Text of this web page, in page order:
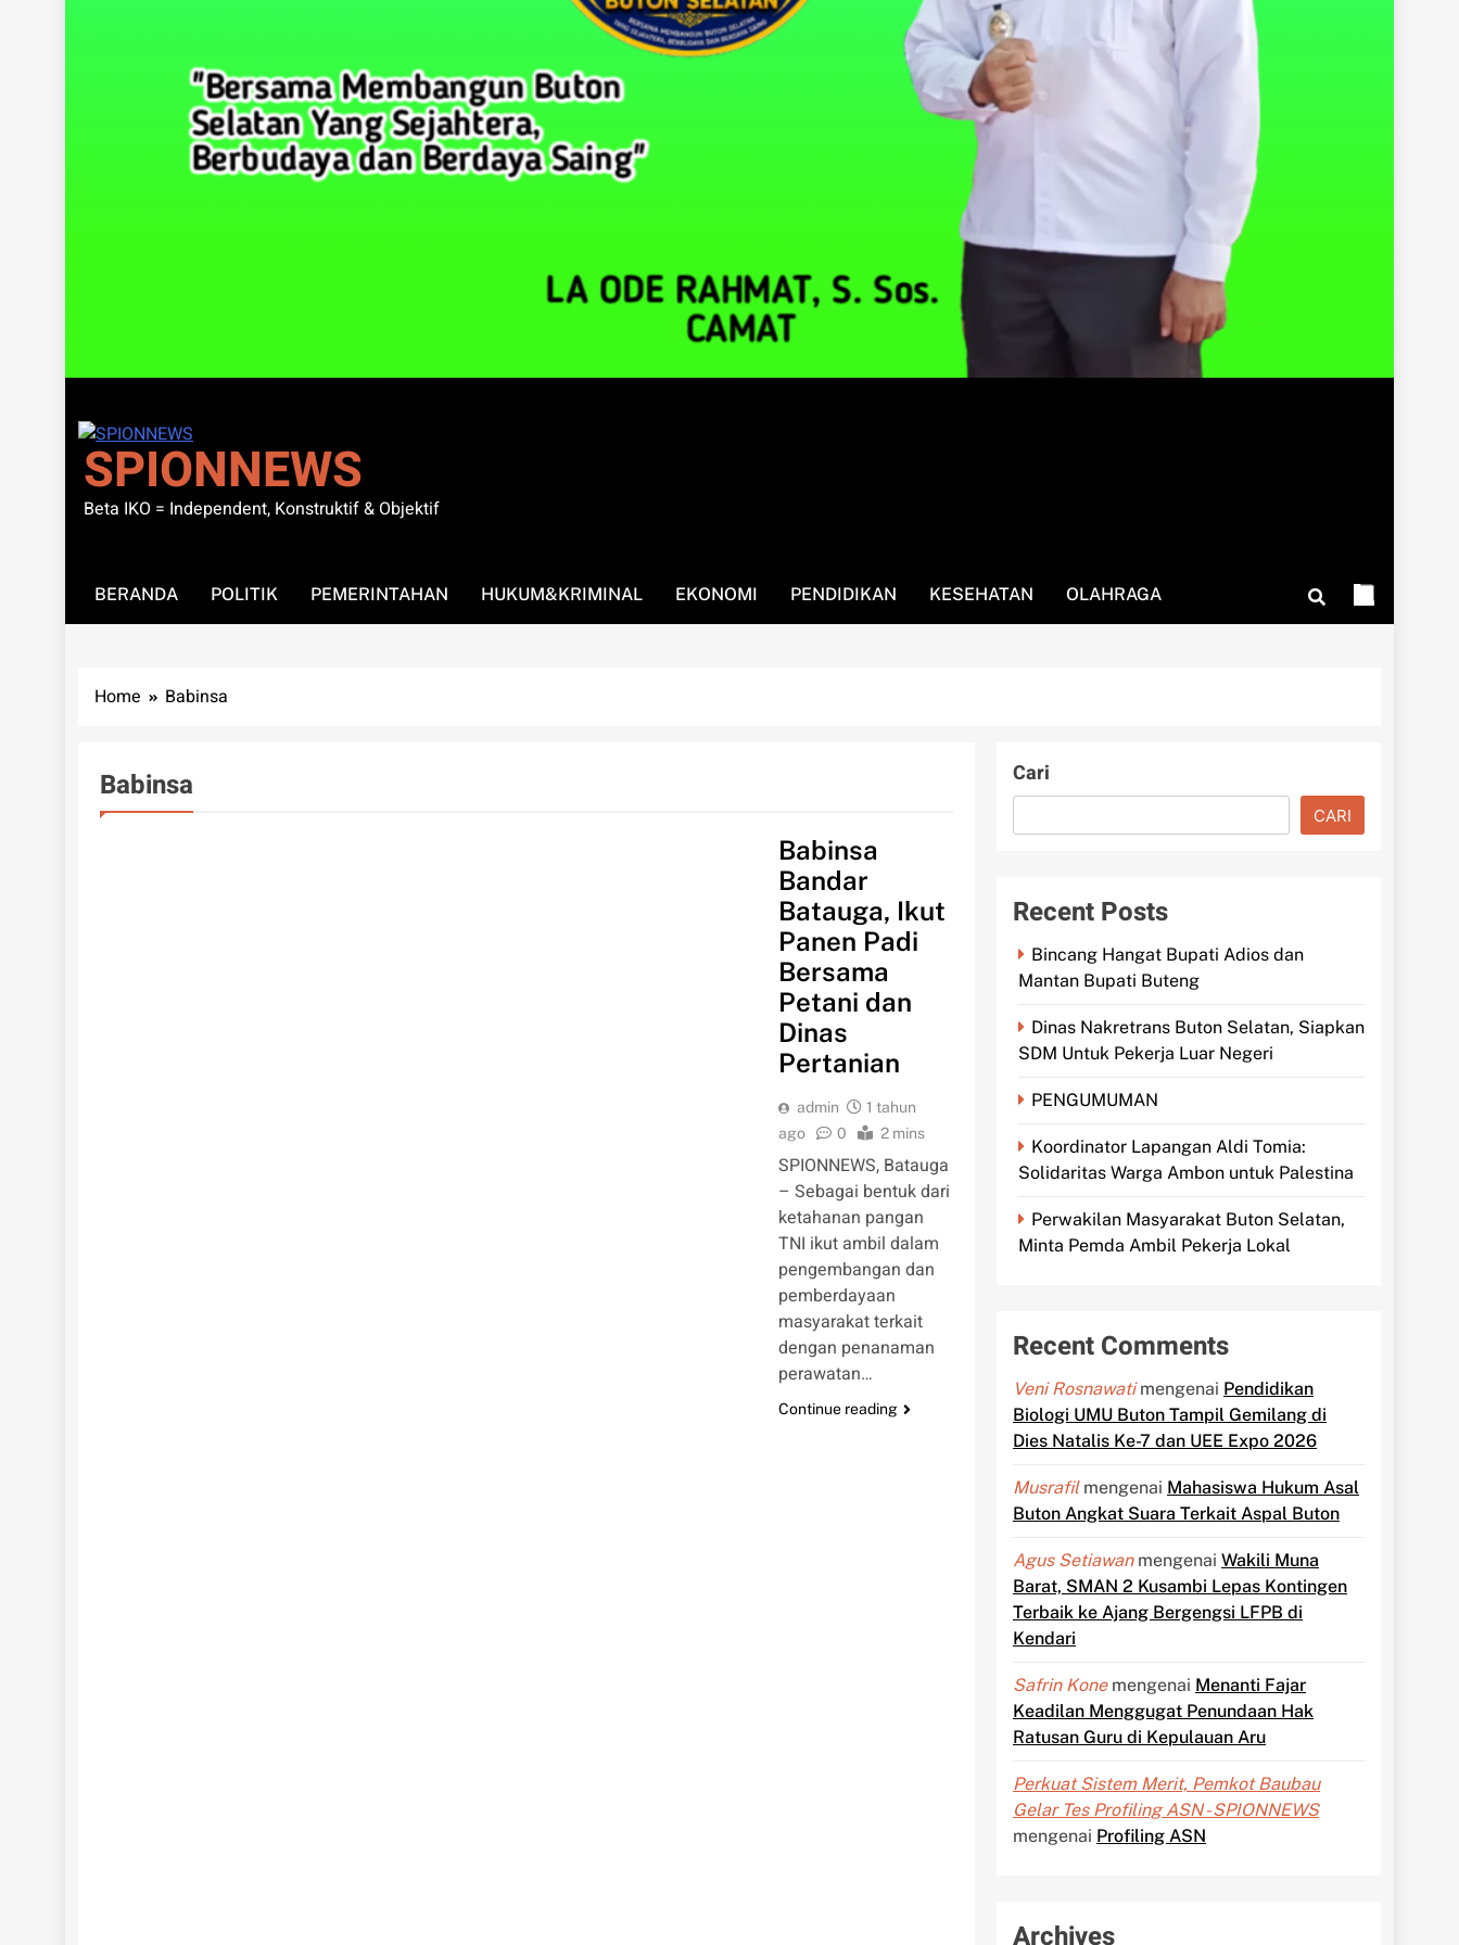
SPIONNEWS
Beta IKO = Independent, Konstruktif & Objektif
BERANDA POLITIK PEMERINTAHAN HUKUM&KRIMINAL EKONOMI PENDIDIKAN KESEHATAN OLAHRAGA
Home Babinsa
Babinsa
Babinsa
Bandar
Batauga, Ikut
Panen Padi
Bersama
Petani dan
Dinas
Pertanian
admin
1 tahun
ago
0 2 mins
SPIONNEWS, Batauga
– Sebagai bentuk dari
ketahanan pangan
TNI ikut ambil dalam
pengembangan dan
pemberdayaan
masyarakat terkait
dengan penanaman
perawatan…
Continue reading
Cari
CARI
Recent Posts
Bincang Hangat Bupati Adios dan
Mantan Bupati Buteng
Dinas Nakretrans Buton Selatan, Siapkan
SDM Untuk Pekerja Luar Negeri
PENGUMUMAN
Koordinator Lapangan Aldi Tomia:
Solidaritas Warga Ambon untuk Palestina
Perwakilan Masyarakat Buton Selatan,
Minta Pemda Ambil Pekerja Lokal
Recent Comments
Veni Rosnawatimengenai Pendidikan
Biologi UMU Buton Tampil Gemilang di
Dies Natalis Ke-7 dan UEE Expo 2026
Musrafilmengenai Mahasiswa Hukum Asal
Buton Angkat Suara Terkait Aspal Buton
Agus Setiawanmengenai Wakili Muna
Barat, SMAN 2 Kusambi Lepas Kontingen
Terbaik ke Ajang Bergengsi LFPB di
Kendari
Safrin Konemengenai Menanti Fajar
Keadilan Menggugat Penundaan Hak
Ratusan Guru di Kepulauan Aru
Perkuat Sistem Merit, Pemkot Baubau
Gelar Tes Profiling ASN - SPIONNEWS
mengenai Profiling ASN
Archives